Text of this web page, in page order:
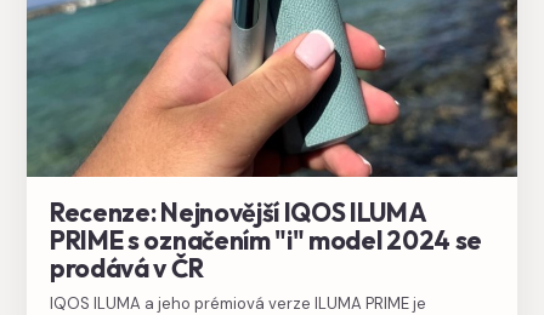
Recenze: Nejnovější IQOS ILUMA
PRIME s označením "i" model 2024 se
prodává v ČR
IQOS ILUMA a jeho prémiová verze ILUMA PRIME je